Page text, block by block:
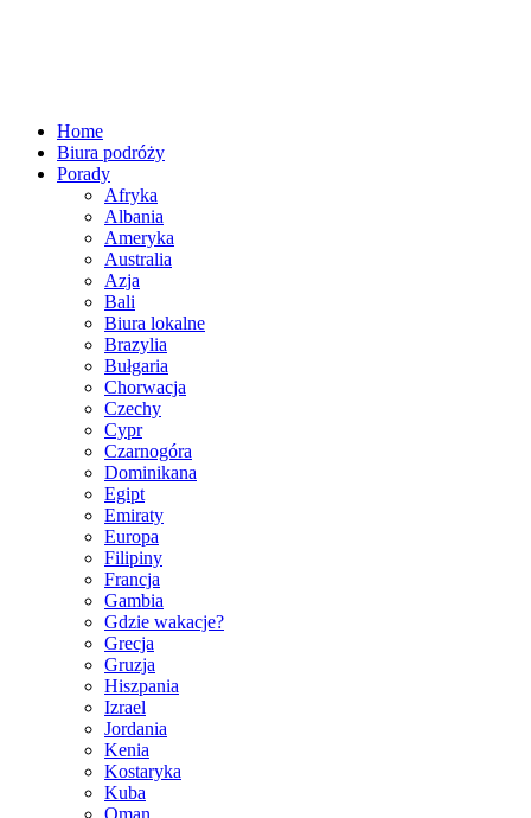
Home
Biura podróży
Porady
Afryka
Albania
Ameryka
Australia
Azja
Bali
Biura lokalne
Brazylia
Bułgaria
Chorwacja
Czechy
Cypr
Czarnogóra
Dominikana
Egipt
Emiraty
Europa
Filipiny
Francja
Gambia
Gdzie wakacje?
Grecja
Gruzja
Hiszpania
Izrael
Jordania
Kenia
Kostaryka
Kuba
Oman